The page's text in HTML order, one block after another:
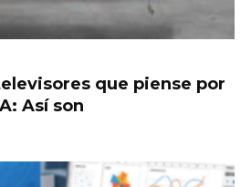
que piense por
Así son